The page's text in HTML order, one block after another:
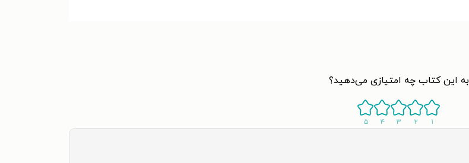
به این کتاب چه امتیازی می‌دهید؟
۱ ۲ ۳ ۴ ۵